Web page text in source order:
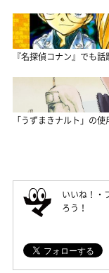
『名探偵コナン』でも
「うずまきナルト」の
いいね！・
ろう！